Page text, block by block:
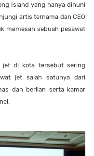
Island yang hanya dihuni
artis ternama dan CEO
memesan sebuah pesawat
jet di kota tersebut sering
jet salah satunya dari
dan berlian serta kamar